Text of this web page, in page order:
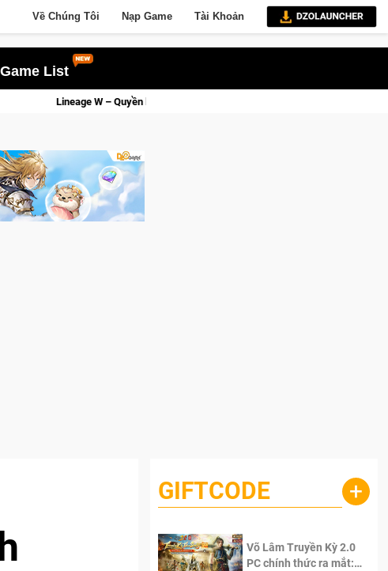
Về Chúng Tôi Nạp Game Tài Khoản
Game List
phú sẽ về tay kẻ đoạt được Vương Quyền thành Kent sắp tới!
GIFTCODE +
Võ Lâm Truyền Kỳ 2.0
PC chính thức ra mắt: